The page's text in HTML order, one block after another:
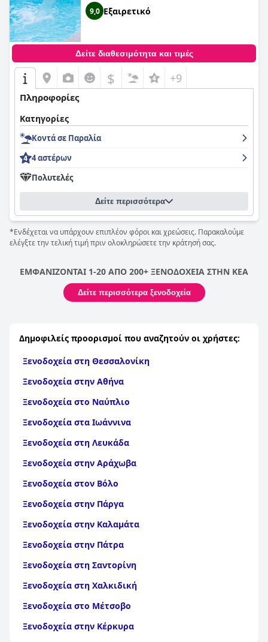
9,0 Εξαιρετικό
Δείτε διαθεσιμότητα και τιμές
$ +9
Πληροφορίες
Κατηγορίες
Κοντά σε Παραλία
4 αστέρων
Πολυτελές
Δείτε περισσότερα
*Ενδέχεται να υπάρχουν επιπλέον φόροι και χρεώσεις. Παρακαλούμε
ελέγξτε την τελική τιμή πριν ολοκληρώσετε την κράτησή σας.
ΕΜΦΑΝΙΖΟΝΤΑΙ 1-20 ΑΠΟ 200+ ΞΕΝΟΔΟΧΕΙΑ ΣΤΗΝ ΚΕΑ
Δείτε περισσότερα ξενοδοχεία
Δημοφιλείς προορισμοί που αναζητούν οι χρήστες:
Ξενοδοχεία στη Θεσσαλονίκη
Ξενοδοχεία στην Αθήνα
Ξενοδοχεία στο Ναύπλιο
Ξενοδοχεία στα Ιωάννινα
Ξενοδοχεία στη Λευκάδα
Ξενοδοχεία στην Αράχωβα
Ξενοδοχεία στον Βόλο
Ξενοδοχεία στην Πάργα
Ξενοδοχεία στην Καλαμάτα
Ξενοδοχεία στην Πάτρα
Ξενοδοχεία στη Σαντορίνη
Ξενοδοχεία στη Χαλκιδική
Ξενοδοχεία στο Μέτσοβο
Ξενοδοχεία στην Κέρκυρα